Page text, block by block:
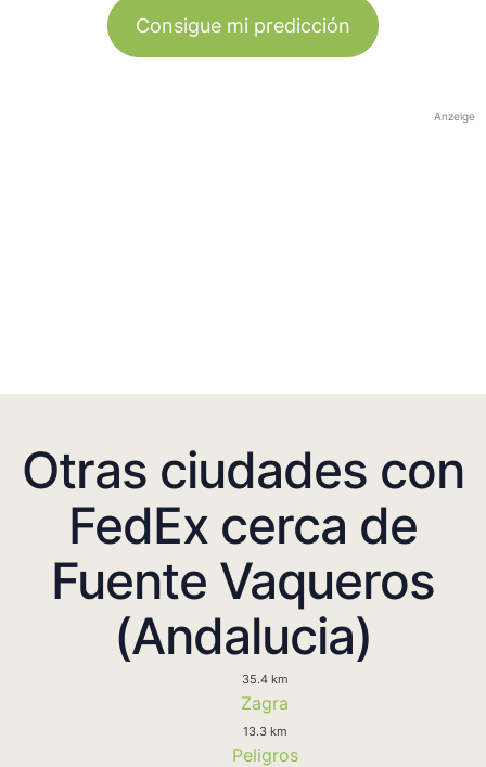
Consigue mi predicción
Anzeige
Otras ciudades con
FedEx cerca de
Fuente Vaqueros
(Andalucia)
35.4 km
Zagra
13.3 km
Peligros